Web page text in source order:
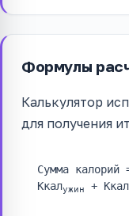
Формулы
Калькулятор
для получения
Сумма калорий
Ккалужин + Ккал